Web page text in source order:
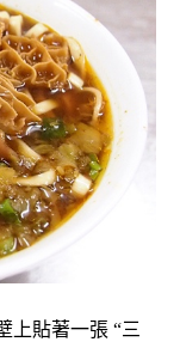
上貼著一張 “三